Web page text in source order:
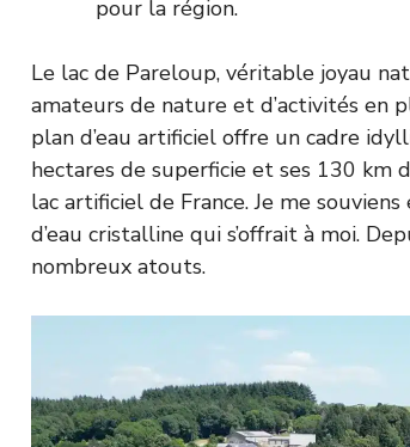
pour la région.
Le lac de Pareloup, véritable joyau
amateurs de nature et d’activités en
plan d’eau artificiel offre un cadre
hectares de superficie et ses 130 km
lac artificiel de France. Je me
d’eau cristalline qui s’offrait à moi.
nombreux atouts.